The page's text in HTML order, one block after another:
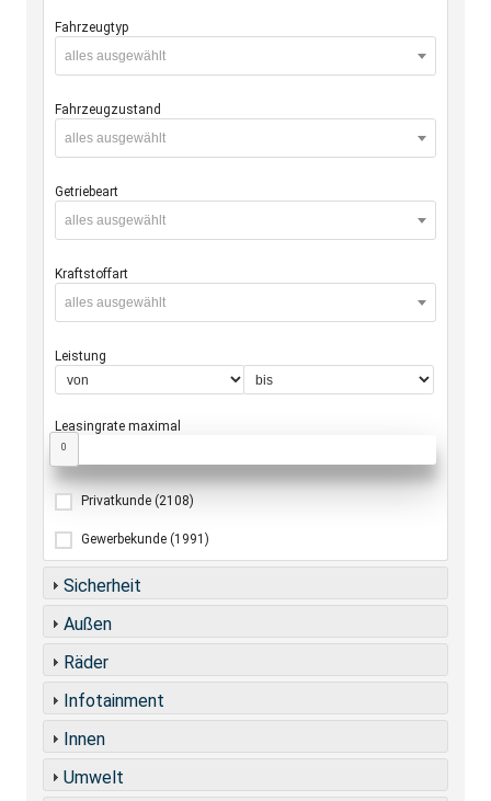
Fahrzeugtyp
alles ausgewählt
Fahrzeugzustand
alles ausgewählt
Getriebeart
alles ausgewählt
Kraftstoffart
alles ausgewählt
Leistung
Leasingrate maximal
0
Privatkunde (2108)
Gewerbekunde (1991)
Sicherheit
Außen
Räder
Infotainment
Innen
Umwelt